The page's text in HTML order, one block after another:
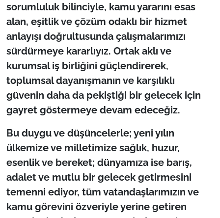
sorumluluk bilinciyle, kamu yararını esas
alan, eşitlik ve çözüm odaklı bir hizmet
anlayışı doğrultusunda çalışmalarımızı
sürdürmeye kararlıyız. Ortak aklı ve
kurumsal iş birliğini güçlendirerek,
toplumsal dayanışmanın ve karşılıklı
güvenin daha da pekiştiği bir gelecek için
gayret göstermeye devam edeceğiz.
Bu duygu ve düşüncelerle; yeni yılın
ülkemize ve milletimize sağlık, huzur,
esenlik ve bereket; dünyamıza ise barış,
adalet ve mutlu bir gelecek getirmesini
temenni ediyor, tüm vatandaşlarımızın ve
kamu görevini özveriyle yerine getiren